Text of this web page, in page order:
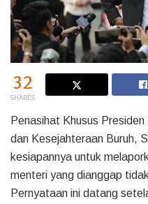
32
SHARES
Penasihat Khusus
dan Kesejahteraan Buruh,
kesiapannya untuk
menteri yang dianggap
Pernyataan ini datang